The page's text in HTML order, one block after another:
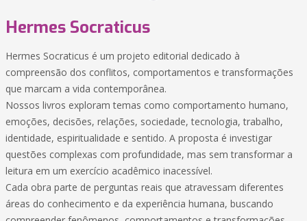
Hermes Socraticus
Hermes Socraticus é um projeto editorial dedicado à
compreensão dos conflitos, comportamentos e transformações
que marcam a vida contemporânea.
Nossos livros exploram temas como comportamento humano,
emoções, decisões, relações, sociedade, tecnologia, trabalho,
identidade, espiritualidade e sentido. A proposta é investigar
questões complexas com profundidade, mas sem transformar a
leitura em um exercício acadêmico inacessível.
Cada obra parte de perguntas reais que atravessam diferentes
áreas do conhecimento e da experiência humana, buscando